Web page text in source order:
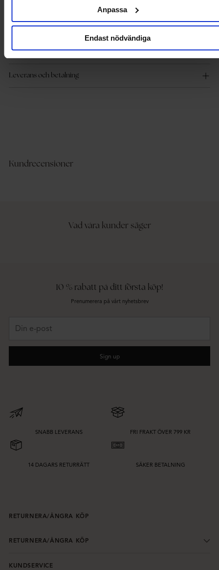
Anpassa
Endast nödvändiga
Produktdetaljer
Leverans och betalning
Kundrecensioner
Vad våra kunder säger
10 % rabatt på ditt första köp!
Prenumerera på vårt nyhetsbrev
Sign up
SNABB LEVERANS FRI FRAKT ÖVER 799 KR
14 DAGARS RETURRÄTT SÄKER BETALNING
RETURNERA/ÅNGRA KÖP
RETURNERA/ÅNGRA KÖP
KUNDSERVICE